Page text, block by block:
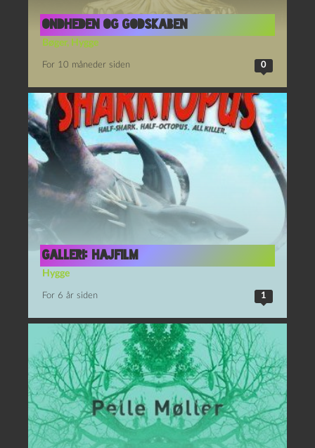
Ondheden og godskaben
Bøger, Hygge
For 10 måneder siden 0
Galleri: Hajfilm
Hygge
For 6 år siden 1